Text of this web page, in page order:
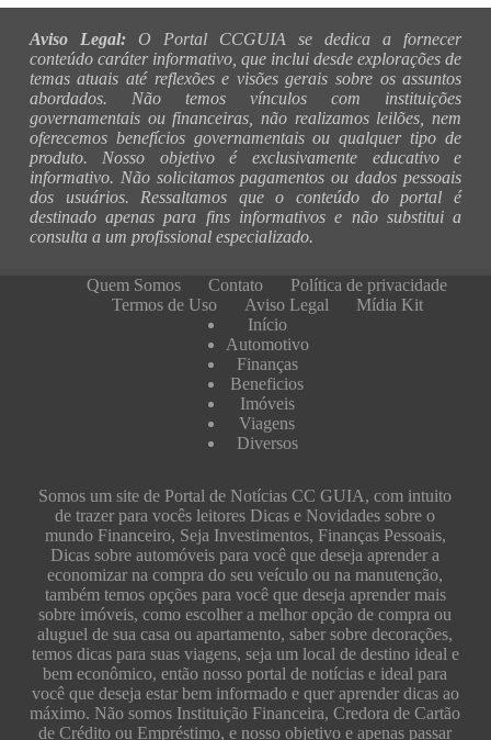
Aviso Legal: O Portal CCGUIA se dedica a fornecer
conteúdo caráter informativo, que inclui desde explorações de
temas atuais até reflexões e visões gerais sobre os assuntos
abordados. Não temos vínculos com instituições
governamentais ou financeiras, não realizamos leilões, nem
oferecemos benefícios governamentais ou qualquer tipo de
produto. Nosso objetivo é exclusivamente educativo e
informativo. Não solicitamos pagamentos ou dados pessoais
dos usuários. Ressaltamos que o conteúdo do portal é
destinado apenas para fins informativos e não substitui a
consulta a um profissional especializado.
Quem Somos Contato
Política de privacidade
Termos de Uso
Aviso Legal
Mídia Kit
Início
Automotivo
Finanças
Beneficios
Imóveis
Viagens
Diversos
Somos um site de Portal de Notícias CC GUIA, com intuito
de trazer para vocês leitores Dicas e Novidades sobre o
mundo Financeiro, Seja Investimentos, Finanças Pessoais,
Dicas sobre automóveis para você que deseja aprender a
economizar na compra do seu veículo ou na manutenção,
também temos opções para você que deseja aprender mais
sobre imóveis, como escolher a melhor opção de compra ou
aluguel de sua casa ou apartamento, saber sobre decorações,
temos dicas para suas viagens, seja um local de destino ideal e
bem econômico, então nosso portal de notícias e ideal para
você que deseja estar bem informado e quer aprender dicas ao
máximo. Não somos Instituição Financeira, Credora de Cartão
de Crédito ou Empréstimo, e nosso objetivo e apenas passar